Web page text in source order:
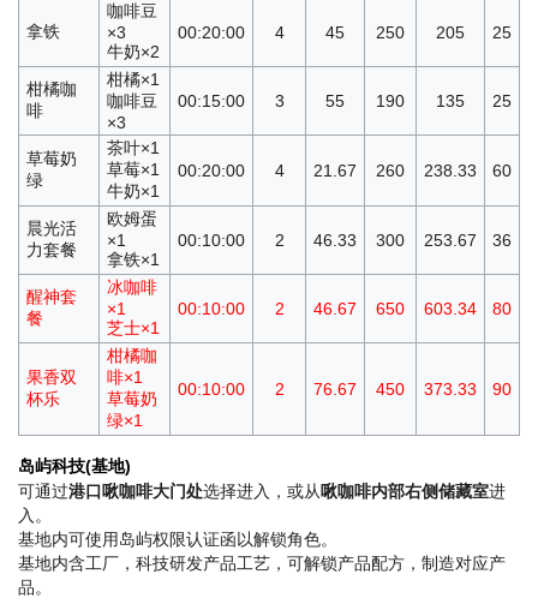
拿铁
咖啡豆
×3
牛奶×2
00:20:00 4 45 250 205 25
柑橘咖
啡
柑橘×1
咖啡豆
×3
00:15:00 3 55 190 135 25
草莓奶
绿
茶叶×1
草莓×1
牛奶×1
00:20:00 4 21.67 260 238.33 60
晨光活
力套餐
欧姆蛋
×1
拿铁×1
00:10:00 2 46.33 300 253.67 36
醒神套
餐
冰咖啡
×1
芝士×1
00:10:00 2 46.67 650 603.34 80
果香双
杯乐
柑橘咖
啡×1
草莓奶
绿×1
00:10:00 2 76.67 450 373.33 90
岛屿科技(基地)
可通过港口啾咖啡大门处选择进入，或从 啾咖啡内部右侧储藏室进
入。
基地内可使用岛屿权限认证函以解锁角色。
基地内含工厂，科技研发产品工艺，可解锁产品配方，制造对应产
品。